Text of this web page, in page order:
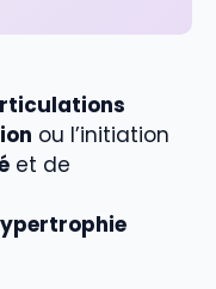
ou l’initiation
et de